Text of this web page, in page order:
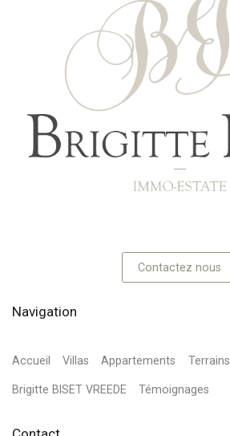
Contactez nous
Navigation
Accueil Villas Appartements Terrains
Brigitte BISET VREEDE Témoignages